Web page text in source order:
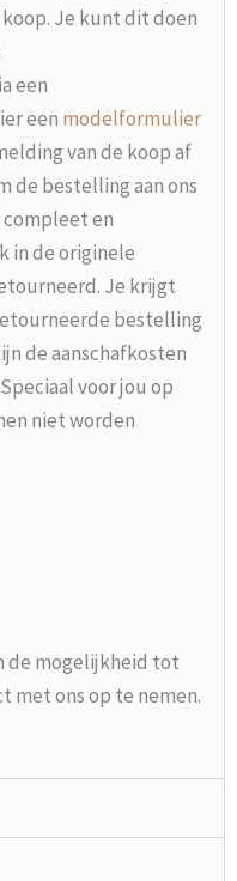
Je kunt dit doen
een
een modelformulier
van de koop af
de bestelling aan ons
en
in de originele
Je krijgt
bestelling
de aanschafkosten
voor jou op
niet worden
de mogelijkheid tot
met ons op te nemen.